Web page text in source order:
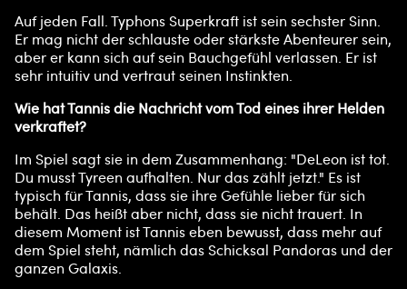
Auf jeden Fall. Typhons Superkraft ist sein sechster Sinn.
Er mag nicht der schlauste oder stärkste Abenteurer sein,
aber er kann sich auf sein Bauchgefühl verlassen. Er ist
sehr intuitiv und vertraut seinen Instinkten.
Wie hat Tannis die Nachricht vom Tod eines ihrer Helden
verkraftet?
Im Spiel sagt sie in dem Zusammenhang: "DeLeon ist tot.
Du musst Tyreen aufhalten. Nur das zählt jetzt." Es ist
typisch für Tannis, dass sie ihre Gefühle lieber für sich
behält. Das heißt aber nicht, dass sie nicht trauert. In
diesem Moment ist Tannis eben bewusst, dass mehr auf
dem Spiel steht, nämlich das Schicksal Pandoras und der
ganzen Galaxis.